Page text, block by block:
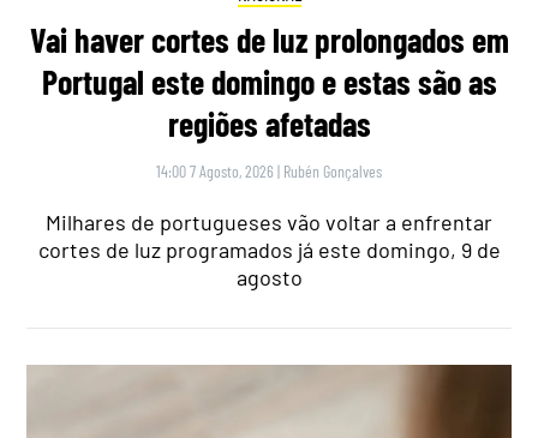
Vai haver cortes de luz prolongados em
Portugal este domingo e estas são as
regiões afetadas
14:00 7 Agosto, 2026 | Rubén Gonçalves
Milhares de portugueses vão voltar a enfrentar
cortes de luz programados já este domingo, 9 de
agosto